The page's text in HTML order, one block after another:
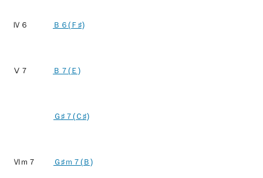
Ⅳ６ Ｂ６(Ｆ♯)
Ⅴ７ Ｂ７(Ｅ)
Ｇ♯７(Ｃ♯)
Ⅵｍ７ Ｇ♯ｍ７(Ｂ)